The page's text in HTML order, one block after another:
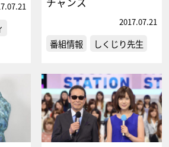
2017.07.21
番組情報 しくじり先生